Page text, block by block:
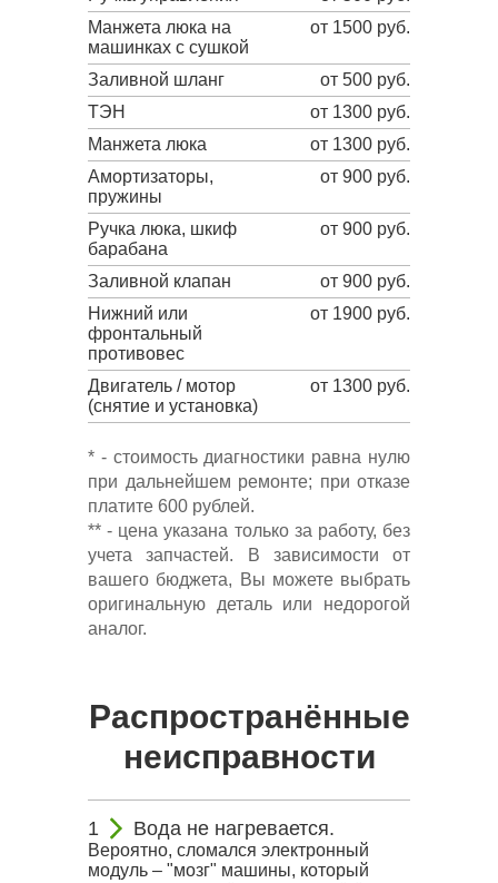
Манжета люка на
машинках с сушкой
от 1500 руб.
Заливной шланг
от 500 руб.
ТЭН
от 1300 руб.
Манжета люка
от 1300 руб.
Амортизаторы,
пружины
от 900 руб.
Ручка люка, шкиф
барабана
от 900 руб.
Заливной клапан
от 900 руб.
Нижний или
фронтальный
противовес
от 1900 руб.
Двигатель / мотор
(снятие и установка)
от 1300 руб.
* - стоимость диагностики равна нулю
при дальнейшем ремонте; при отказе
платите 600 рублей.
** - цена указана только за работу, без
учета запчастей. В зависимости от
вашего бюджета, Вы можете выбрать
оригинальную деталь или недорогой
аналог.
Распространённые
неисправности
Вода не нагревается.
Вероятно, сломался электронный
модуль – "мозг" машины, который